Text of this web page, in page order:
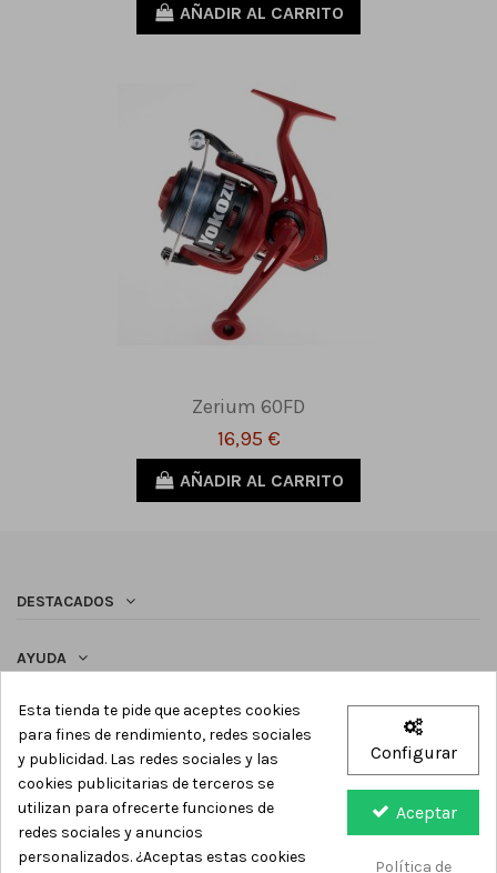
AÑADIR AL CARRITO
Zerium 60FD
16,95 €
AÑADIR AL CARRITO
DESTACADOS
AYUDA
SÍGUENOS
Newsletter
Esta tienda te pide que aceptes cookies
para fines de rendimiento, redes sociales
y publicidad. Las redes sociales y las
cookies publicitarias de terceros se
utilizan para ofrecerte funciones de
redes sociales y anuncios
personalizados. ¿Aceptas estas cookies
Configurar
Aceptar
Política de